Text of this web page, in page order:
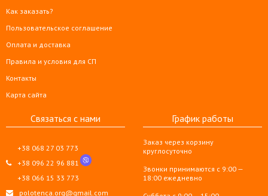
Как заказать?
Пользовательское соглашение
Оплата и доставка
Правила и условия для СП
Контакты
Карта сайта
Связаться с нами
+38 068 27 03 773
+38 096 22 96 881
+38 066 15 33 773
polotenca.org@gmail.com
График работы
Заказ через корзину
круглосуточно
Звонки принимаются с 9:00 —
18:00 ежедневно